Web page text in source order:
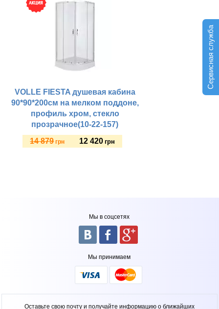
Сервисная служба
VOLLE FIESTA душевая кабина
90*90*200см на мелком поддоне,
профиль хром, стекло
прозрачное(10-22-157)
14 879 грн 12 420 грн
Мы в соцсетях
Мы принимаем
Оставьте свою почту и получайте информацию о ближайших